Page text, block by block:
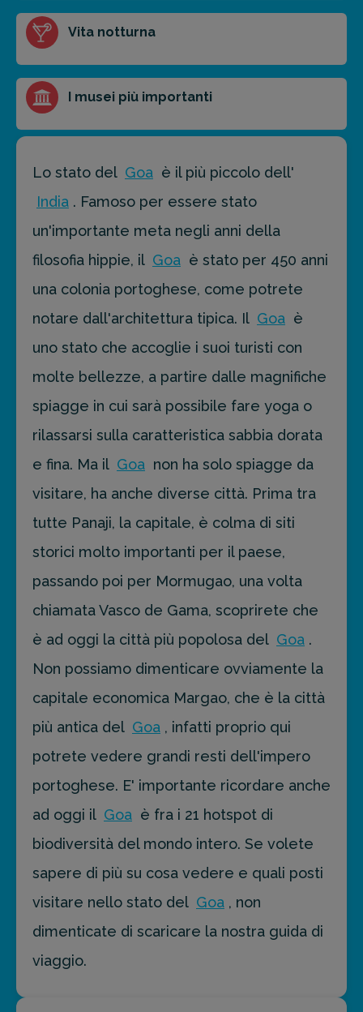
FAI PREVENTIVO
Vita notturna
I musei più importanti
Lo stato del Goa è il più piccolo dell'
India . Famoso per essere stato
un'importante meta negli anni della
filosofia hippie, il Goa è stato per 450 anni
una colonia portoghese, come potrete
notare dall'architettura tipica. Il Goa è
uno stato che accoglie i suoi turisti con
molte bellezze, a partire dalle magnifiche
spiagge in cui sarà possibile fare yoga o
rilassarsi sulla caratteristica sabbia dorata
e fina. Ma il Goa non ha solo spiagge da
visitare, ha anche diverse città. Prima tra
tutte Panaji, la capitale, è colma di siti
storici molto importanti per il paese,
passando poi per Mormugao, una volta
chiamata Vasco de Gama, scoprirete che
è ad oggi la città più popolosa del Goa .
Non possiamo dimenticare ovviamente la
capitale economica Margao, che è la città
più antica del Goa , infatti proprio qui
potrete vedere grandi resti dell'impero
portoghese. E' importante ricordare anche
ad oggi il Goa è fra i 21 hotspot di
biodiversità del mondo intero. Se volete
sapere di più su cosa vedere e quali posti
visitare nello stato del Goa , non
dimenticate di scaricare la nostra guida di
viaggio.